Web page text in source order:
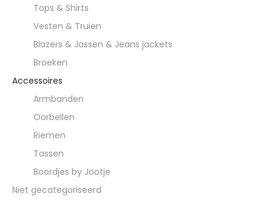
Tops & Shirts
Vesten & Truien
Blazers & Jassen & Jeans jackets
Broeken
Accessoires
Armbanden
Oorbellen
Riemen
Tassen
Boordjes by Jootje
Niet gecategoriseerd